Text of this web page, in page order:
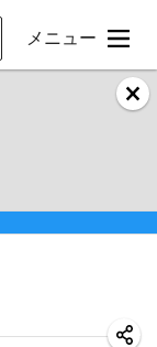
メニュー